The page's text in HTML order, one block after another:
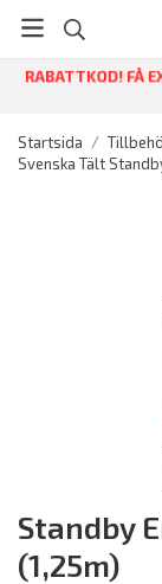
RABATTKOD! FÅ
Startsida /
Svenska Tält
Standby
(1,25m)